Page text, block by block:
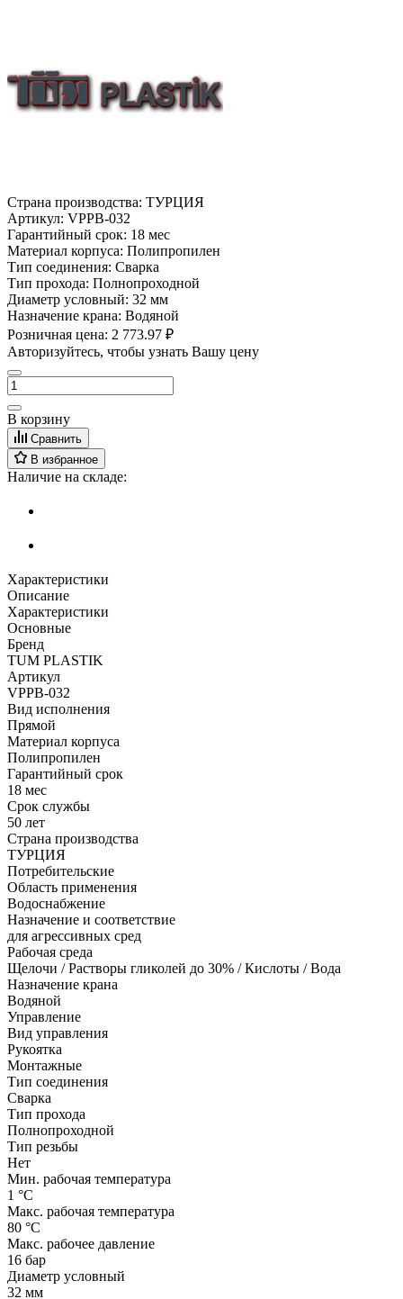
Страна производства: ТУРЦИЯ
Артикул: VPPB-032
Гарантийный срок: 18 мес
Материал корпуса: Полипропилен
Тип соединения: Сварка
Тип прохода: Полнопроходной
Диаметр условный: 32 мм
Назначение крана: Водяной
Розничная цена: 2 773.97 ₽
Авторизуйтесь, чтобы узнать Вашу цену
В корзину
Сравнить
В избранное
Наличие на складе:
Характеристики
Описание
Характеристики
Основные
Бренд
TUM PLASTIK
Артикул
VPPB-032
Вид исполнения
Прямой
Материал корпуса
Полипропилен
Гарантийный срок
18 мес
Срок службы
50 лет
Страна производства
ТУРЦИЯ
Потребительские
Область применения
Водоснабжение
Назначение и соответствие
для агрессивных сред
Рабочая среда
Щелочи / Растворы гликолей до 30% / Кислоты / Вода
Назначение крана
Водяной
Управление
Вид управления
Рукоятка
Монтажные
Тип соединения
Сварка
Тип прохода
Полнопроходной
Тип резьбы
Нет
Мин. рабочая температура
1 °С
Макс. рабочая температура
80 °С
Макс. рабочее давление
16 бар
Диаметр условный
32 мм